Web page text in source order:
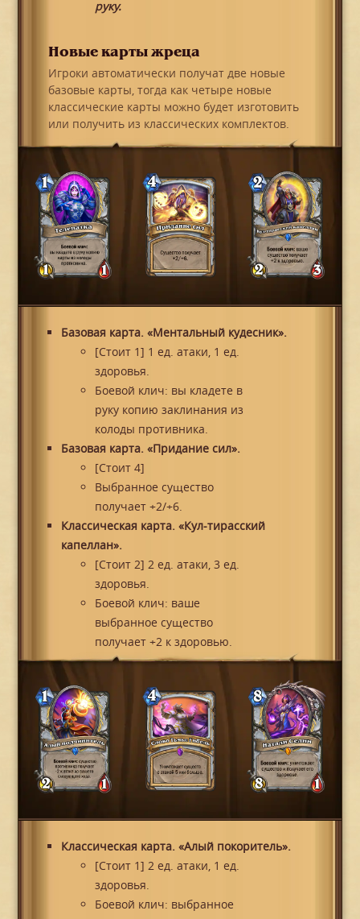
руку.
Новые карты жреца
Игроки автоматически получат две новые
базовые карты, тогда как четыре новые
классические карты можно будет изготовить
или получить из классических комплектов.
Базовая карта. «Ментальный кудесник».
[Стоит 1] 1 ед. атаки, 1 ед.
здоровья.
Боевой клич: вы кладете в
руку копию заклинания из
колоды противника.
Базовая карта. «Придание сил».
[Стоит 4]
Выбранное существо
получает +2/+6.
Классическая карта. «Кул-тирасский
капеллан».
[Стоит 2] 2 ед. атаки, 3 ед.
здоровья.
Боевой клич: ваше
выбранное существо
получает +2 к здоровью.
Классическая карта. «Алый покоритель».
[Стоит 1] 2 ед. атаки, 1 ед.
здоровья.
Боевой клич: выбранное